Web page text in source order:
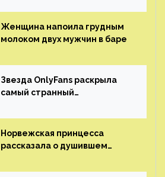
Женщина напоила грудным
молоком двух мужчин в баре
Звезда OnlyFans раскрыла
самый странный
от фаната
Норвежская принцесса
рассказала о душившем
генерала